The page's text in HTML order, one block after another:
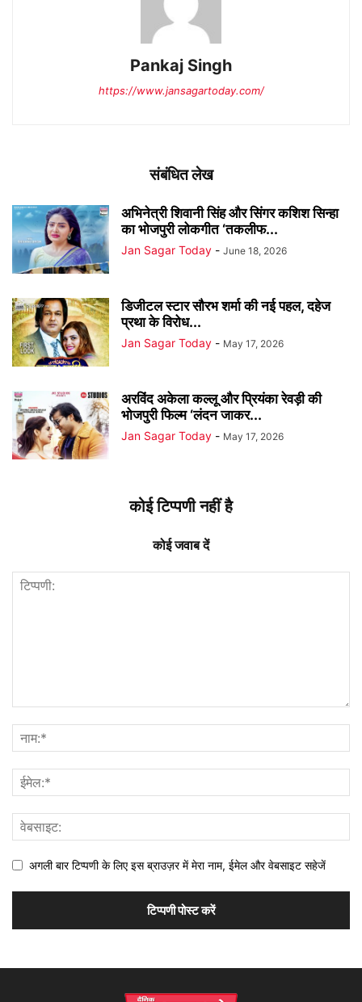
Pankaj Singh
https://www.jansagartoday.com/
संबंधित लेख
अभिनेत्री शिवानी सिंह और सिंगर कशिश सिन्हा
का भोजपुरी लोकगीत ‘तकलीफ...
Jan Sagar Today - June 18, 2026
डिजीटल स्टार सौरभ शर्मा की नई पहल, दहेज
प्रथा के विरोध...
Jan Sagar Today - May 17, 2026
अरविंद अकेला कल्लू और प्रियंका रेवड़ी की
भोजपुरी फिल्म ‘लंदन जाकर...
Jan Sagar Today - May 17, 2026
कोई टिप्पणी नहीं है
कोई जवाब दें
अगली बार टिप्पणी के लिए इस ब्राउज़र में मेरा नाम, ईमेल और वेबसाइट सहेजें